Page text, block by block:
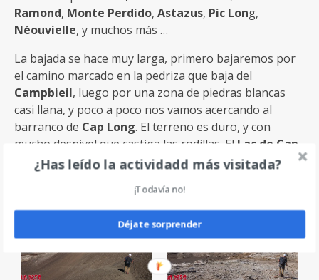
Ramond, Monte Perdido, Astazus, Pic Long,
Néouvielle, y muchos más …
La bajada se hace muy larga, primero bajaremos por
el camino marcado en la pedriza que baja del
Campbieil, luego por una zona de piedras blancas
casi llana, y poco a poco nos vamos acercando al
barranco de Cap Long. El terreno es duro, y con
mucho desnivel que castiga las rodillas. El Lac de Cap
Longse acerca muy poco a poco.
¿Has leído la actividadd más visitada?
¡Todavía no!
Déjate sorprender